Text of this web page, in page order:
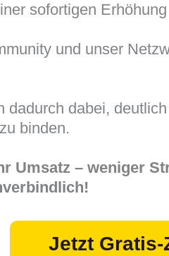
sofortigen
und unser
dadurch dabei,
binden.
Umsatz – weniger
Jetzt